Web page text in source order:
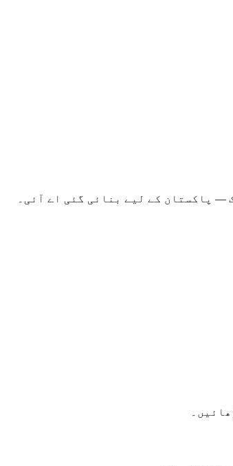
— پاکستان کے لیے بنائی گئی اے آئی۔